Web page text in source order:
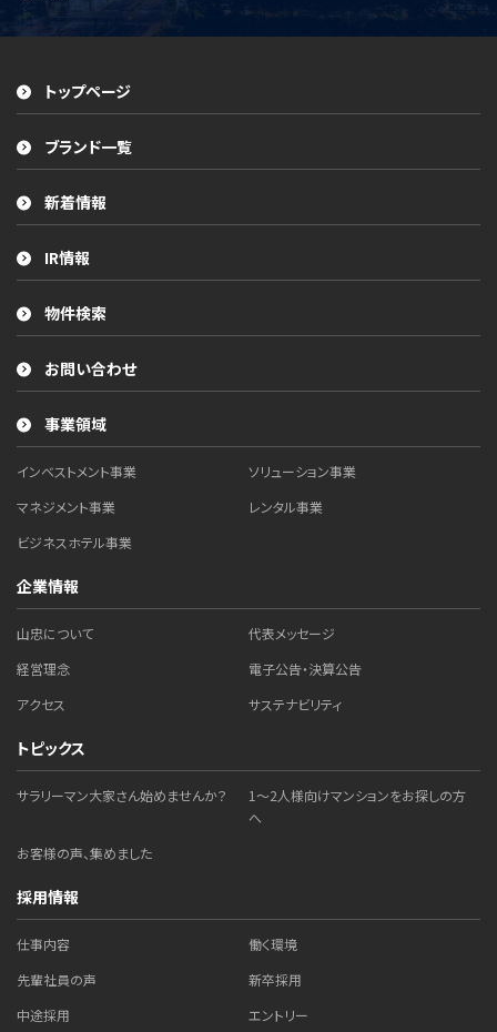
トップページ
ブランド一覧
新着情報
IR情報
物件検索
お問い合わせ
事業領域
インベストメント事業
ソリューション事業
マネジメント事業
レンタル事業
ビジネスホテル事業
企業情報
山忠について
代表メッセージ
経営理念
電子公告・決算公告
アクセス
サステナビリティ
トピックス
サラリーマン大家さん始めませんか？
1～2人様向けマンションをお探しの方
へ
お客様の声、集めました
採用情報
仕事内容
働く環境
先輩社員の声
新卒採用
中途採用
エントリー